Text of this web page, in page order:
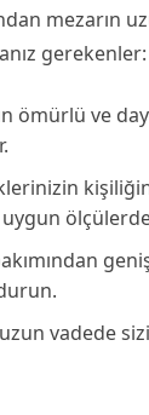
mezarın
gerekenler:
ve
kişiliğini
vadede